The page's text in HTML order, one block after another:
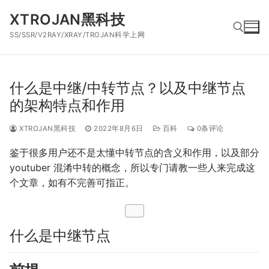
XTROJAN黑科技
SS/SSR/V2RAY/XRAY/TROJAN科学上网
搜索：
什么是中继/中转节点？以及中继节点
的架构特点和作用
XTROJAN黑科技 2022年8月6日 百科 0条评论
鉴于很多用户还不是太懂中转节点的含义和作用，以及部分
youtu­ber 混淆中转的概念，所以专门请教一些人来完成这
个文章，如有不完善可指正。
什么是中继节点